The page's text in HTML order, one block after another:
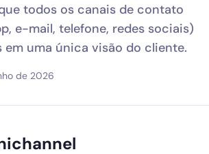
todos os canais de contato
e-mail, telefone, redes sociais)
em uma única visão do cliente.
de 2026